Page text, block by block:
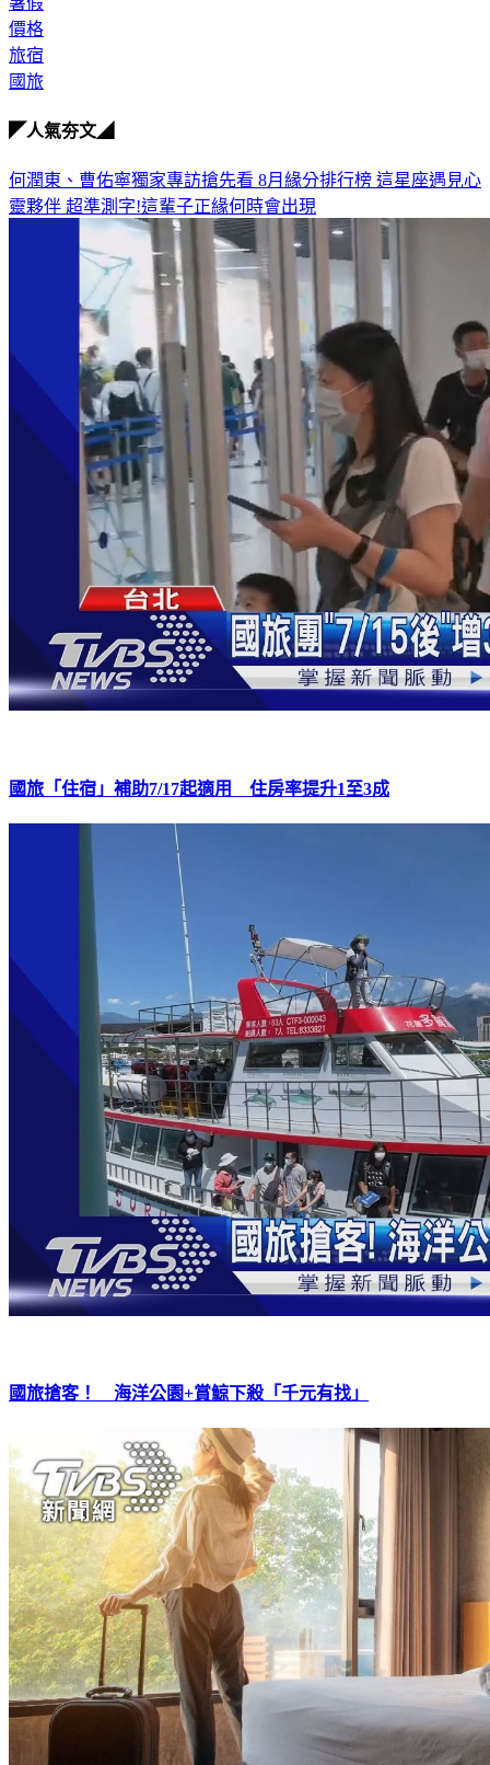
價格
旅宿
國旅
◤人氣夯文◢
何潤東、曹佑寧獨家專訪搶先看 8月緣分排行榜 這星座遇見心
靈夥伴 超準測字!這輩子正緣何時會出現
國旅「住宿」補助7/17起適用 住房率提升1至3成
國旅搶客！ 海洋公園+賞鯨下殺「千元有找」